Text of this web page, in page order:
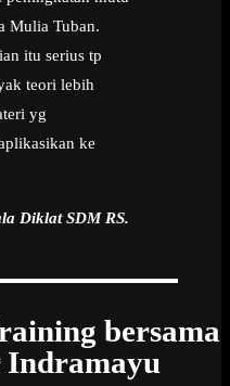
Mulia Tuban.
itu serius tp
teori lebih
yg
ke
Diklat SDM RS.
bersama